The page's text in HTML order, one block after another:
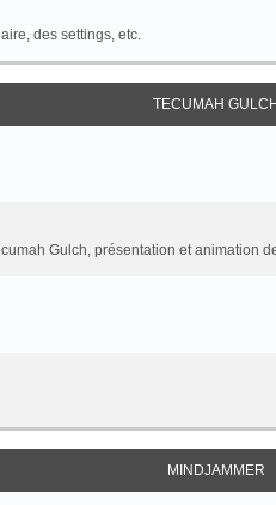
des settings, etc.
TECUMAH
Gulch, présentation et animation
MINDJAMMER